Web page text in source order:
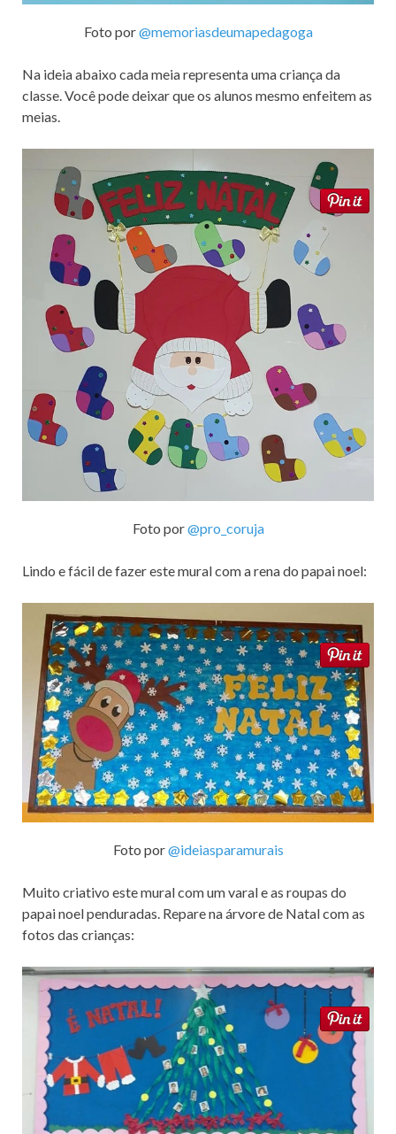
Foto por@memoriasdeumapedagoga
Na ideia abaixo cada meia representa uma criança da
classe. Você pode deixar que os alunos mesmo enfeitem as
meias.
Foto por@pro_coruja
Lindo e fácil de fazer este mural com a rena do papai noel:
Foto por@ideiasparamurais
Muito criativo este mural com um varal e as roupas do
papai noel penduradas. Repare na árvore de Natal com as
fotos das crianças: